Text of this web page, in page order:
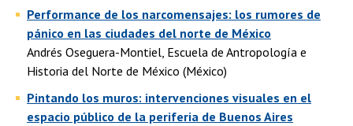
Performance de los narcomensajes: los rumores de
pánico en las ciudades del norte de México
Andrés Oseguera-Montiel, Escuela de Antropología e
Historia del Norte de México (México)
Pintando los muros: intervenciones visuales en el
espacio público de la periferia de Buenos Aires